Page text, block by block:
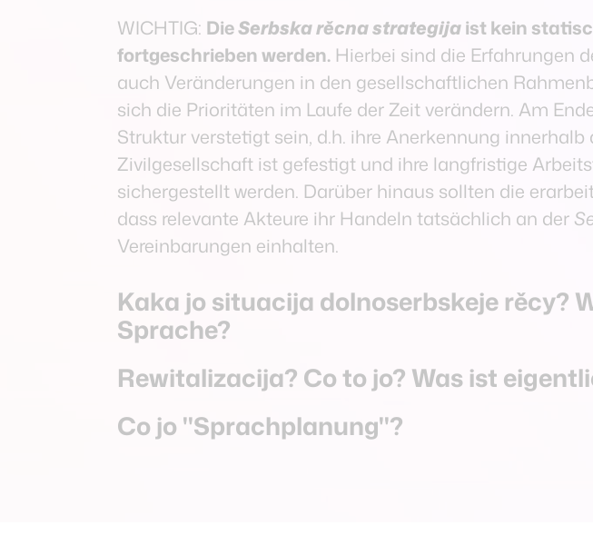
WICHTIG: DieSerbska rěcna strategijaist kein
fortgeschrieben werden.Hierbei sind die Erfahrungen
auch Veränderungen in den gesellschaftlichen
sich die Prioritäten im Laufe der Zeit verändern. Am
Struktur verstetigt sein, d.h. ihre Anerkennung
Zivilgesellschaft ist gefestigt und ihre langfristige
sichergestellt werden. Darüber hinaus sollten die
dass relevante Akteure ihr Handeln tatsächlich an der
Vereinbarungen einhalten.
Kaka jo situacija dolnoserbskeje rěcy?
Sprache?
Rewitalizacija? Co to jo? Was ist
Co jo "Sprachplanung"?